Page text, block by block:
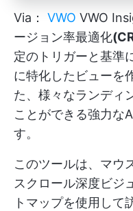
Via： VWO VWO
ージョン率最適化
定のトリガーと基準
に特化したビューを
た、様々なランディ
ことができる強力な
す。
このツールは、マウ
スクロール深度ビジ
トマップを使用して